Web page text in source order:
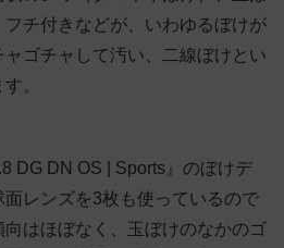
チ付きなどが、いわゆるぼけが
ゴチャして汚い、二線ぼけとい
。
DG DN OS | Sports』のぼけデ
面レンズを3枚も使っているので
はほぼなく、玉ぼけのなかのゴ